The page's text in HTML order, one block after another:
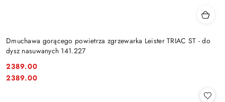
Dmuchawa gorącego powietrza zgrzewarka Leister TRIAC ST - do
dysz nasuwanych 141.227
Cena:
2389.00
Cena:
2389.00